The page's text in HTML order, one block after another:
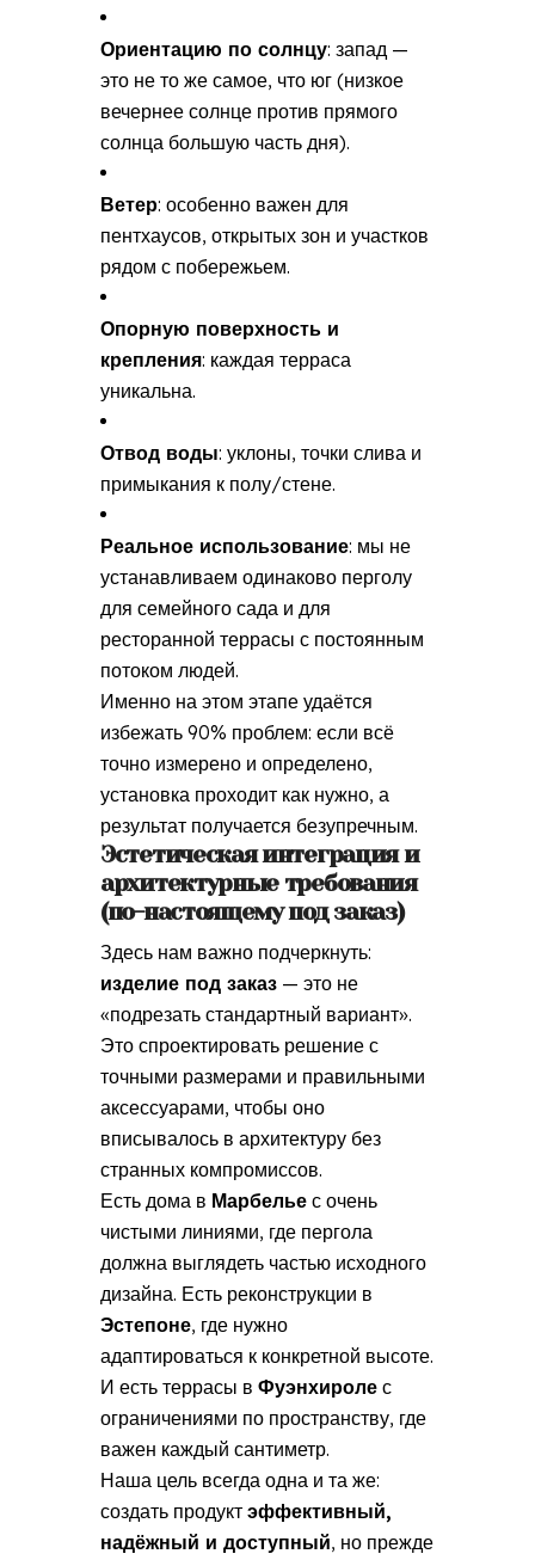
Ориентацию по солнцу: запад —
это не то же самое, что юг (низкое
вечернее солнце против прямого
солнца большую часть дня).
Ветер: особенно важен для
пентхаусов, открытых зон и участков
рядом с побережьем.
Опорную поверхность и
крепления: каждая терраса
уникальна.
Отвод воды: уклоны, точки слива и
примыкания к полу/стене.
Реальное использование: мы не
устанавливаем одинаково перголу
для семейного сада и для
ресторанной террасы с постоянным
потоком людей.
Именно на этом этапе удаётся
избежать 90% проблем: если всё
точно измерено и определено,
установка проходит как нужно, а
результат получается безупречным.
Эстетическая интеграция и
архитектурные требования
(по-настоящему под заказ)
Здесь нам важно подчеркнуть:
изделие под заказ — это не
«подрезать стандартный вариант».
Это спроектировать решение с
точными размерами и правильными
аксессуарами, чтобы оно
вписывалось в архитектуру без
странных компромиссов.
Есть дома в Марбелье с очень
чистыми линиями, где пергола
должна выглядеть частью исходного
дизайна. Есть реконструкции в
Эстепоне, где нужно
адаптироваться к конкретной высоте.
И есть террасы в Фуэнхироле с
ограничениями по пространству, где
важен каждый сантиметр.
Наша цель всегда одна и та же:
создать продукт эффективный,
надёжный и доступный, но прежде